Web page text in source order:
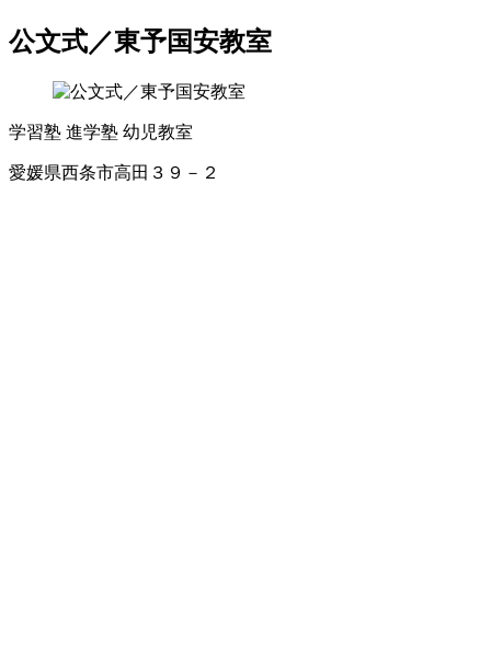
公文式／東予国安教室
学習塾 進学塾 幼児教室
愛媛県西条市高田３９－２